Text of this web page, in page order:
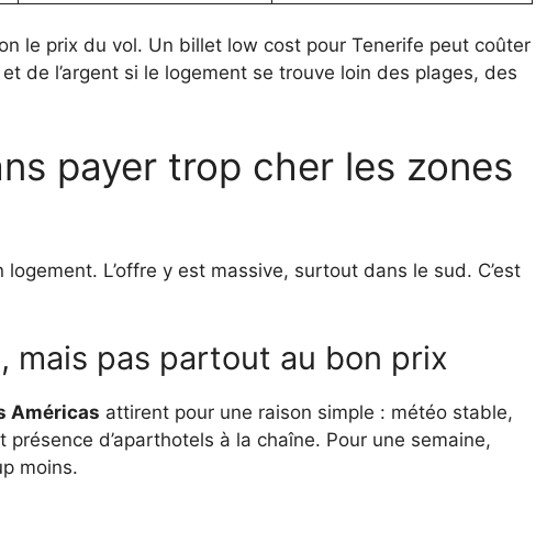
le prix du vol. Un billet low cost pour Tenerife peut coûter
de l’argent si le logement se trouve loin des plages, des
L’offre y est massive, surtout dans le sud. C’est
mais pas partout au bon prix
Américas attirent pour une raison simple : météo stable,
d’aparthotels à la chaîne. Pour une semaine,
moins.